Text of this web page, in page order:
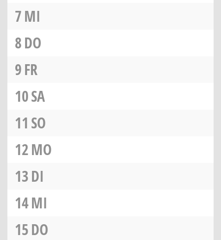
7MI
8DO
9FR
10SA
11 SO
12MO
13DI
14MI
15DO